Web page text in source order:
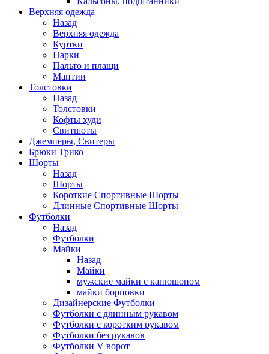
Верхняя одежда
Назад
Верхняя одежда
Куртки
Парки
Пальто и плащи
Мантии
Толстовки
Назад
Толстовки
Кофты худи
Свитшоты
Джемперы, Свитеры
Брюки Трико
Шорты
Назад
Шорты
Короткие Спортивные Шорты
Длинные Спортивные Шорты
Футболки
Назад
Футболки
Майки
Назад
Майки
мужские майки с капюшоном
майки борцовки
Дизайнерские Футболки
Футболки с длинным рукавом
Футболки с коротким рукавом
Футболки без рукавов
Футболки V ворот